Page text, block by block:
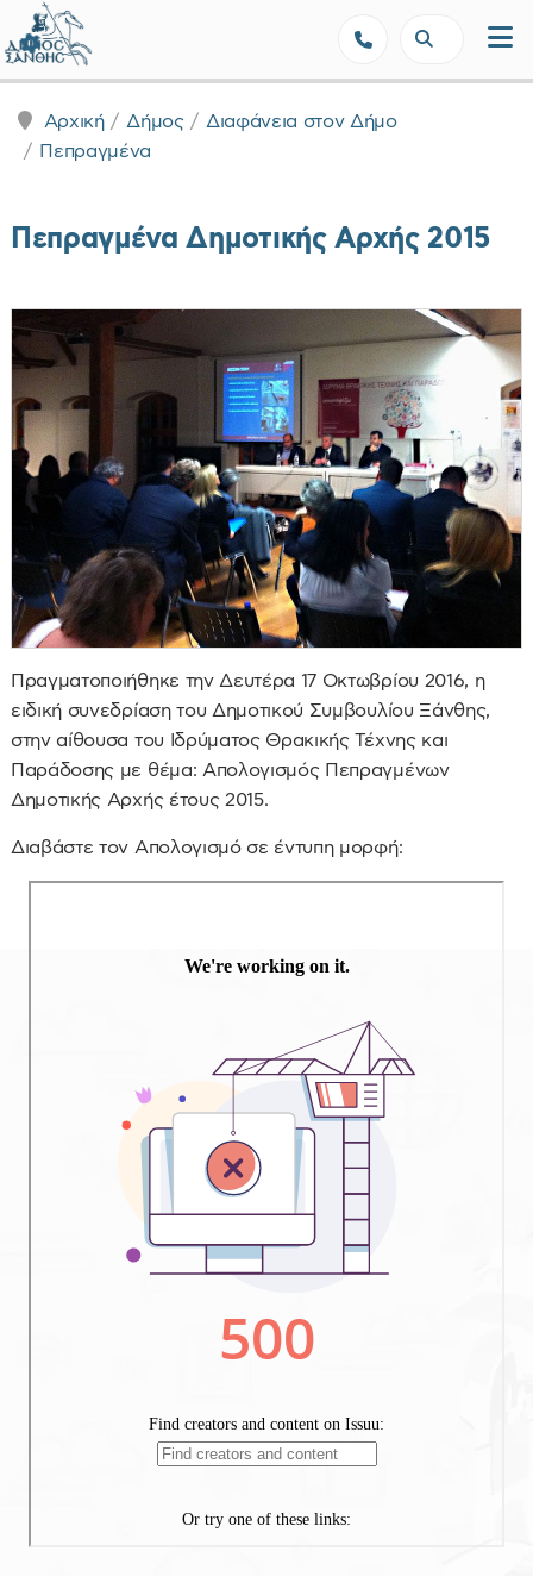
Αρχική Δήμος
Διαφάνεια στον Δήμο
Πεπραγμένα
Πεπραγμένα Δημοτικής Αρχής 2015
Πραγματοποιήθηκε την Δευτέρα 17 Οκτωβρίου 2016, η
ειδική συνεδρίαση του Δημοτικού Συμβουλίου Ξάνθης,
στην αίθουσα του Ιδρύματος Θρακικής Τέχνης και
Παράδοσης με θέμα: Απολογισμός Πεπραγμένων
Δημοτικής Αρχής έτους 2015.
Διαβάστε τον Απολογισμό σε έντυπη μορφή: